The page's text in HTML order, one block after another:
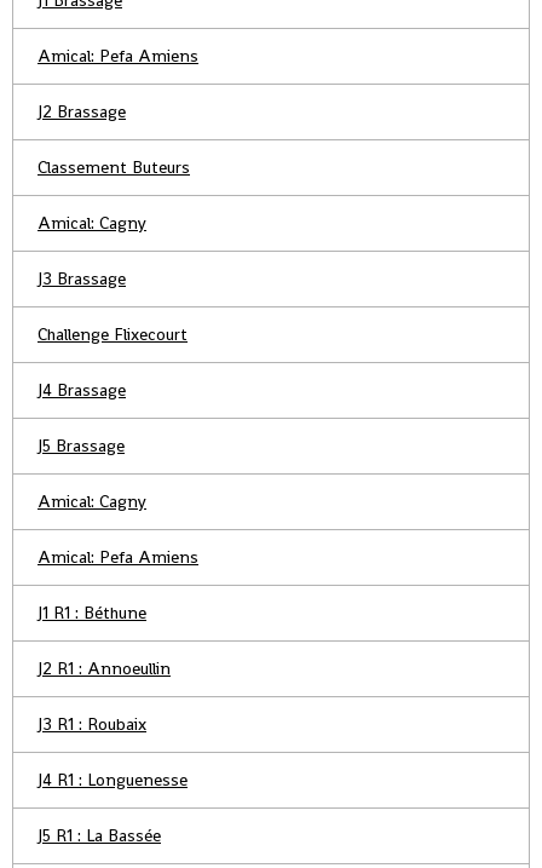
Amical: Pefa Amiens
J2 Brassage
Classement Buteurs
Amical: Cagny
J3 Brassage
Challenge Flixecourt
J4 Brassage
J5 Brassage
Amical: Cagny
Amical: Pefa Amiens
J1 R1 : Béthune
J2 R1 : Annoeullin
J3 R1 : Roubaix
J4 R1 : Longuenesse
J5 R1 : La Bassée